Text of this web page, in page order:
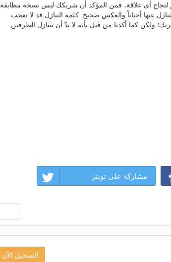
لنجاح أى علاقة، فمن المؤكد أن شريكك ليس نسخة مطابقة
عنها أحياناً والعكس صحيح. كلمة التنازل قد لا تعجب
ولكن كما أكدنا من قبل بأنه لا بدّ أن يتنازل الطرفين
مشاركة على تويتر
التسجيل الآن